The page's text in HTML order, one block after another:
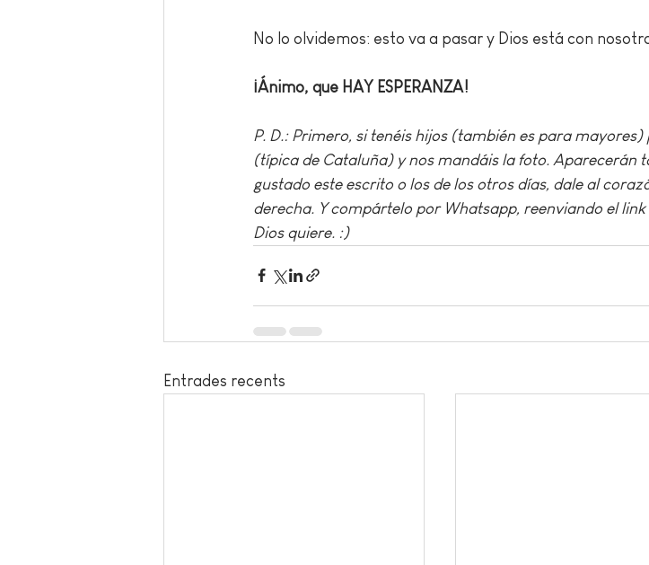
No lo olvidemos: esto va a pasar y Dios está con
¡Ánimo, que HAY ESPERANZA!
P. D.: Primero, si tenéis hijos (también es para
(típica de Cataluña) y nos mandáis la foto. Aparecerán
gustado este escrito o los de los otros días, dale al
derecha. Y compártelo por Whatsapp, reenviando el
Dios quiere. :)
Entrades recents